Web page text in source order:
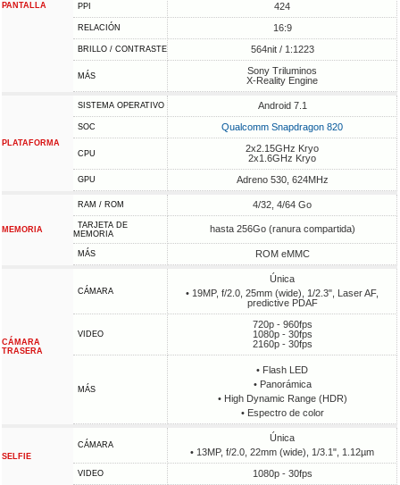
PANTALLA PPI 424
RELACIÓN 16:9
BRILLO / CONTRASTE 564nit / 1:1223
MÁS
Sony Triluminos
X-Reality Engine
PLATAFORMA
SISTEMA OPERATIVO Android 7.1
SOC Qualcomm Snapdragon 820
CPU
2x2.15GHz Kryo
2x1.6GHz Kryo
GPU Adreno 530, 624MHz
MEMORIA
RAM / ROM 4/32, 4/64 Go
TARJETA DE
MEMORIA
hasta 256Go (ranura compartida)
MÁS ROM eMMC
CÁMARA
TRASERA
CÁMARA
Única
• 19MP, f/2.0, 25mm (wide), 1/2.3", Laser AF,
predictive PDAF
VIDEO
720p - 960fps
1080p - 30fps
2160p - 30fps
MÁS
• Flash LED
• Panorámica
• High Dynamic Range (HDR)
• Espectro de color
SELFIE
CÁMARA
Única
• 13MP, f/2.0, 22mm (wide), 1/3.1", 1.12µm
VIDEO 1080p - 30fps